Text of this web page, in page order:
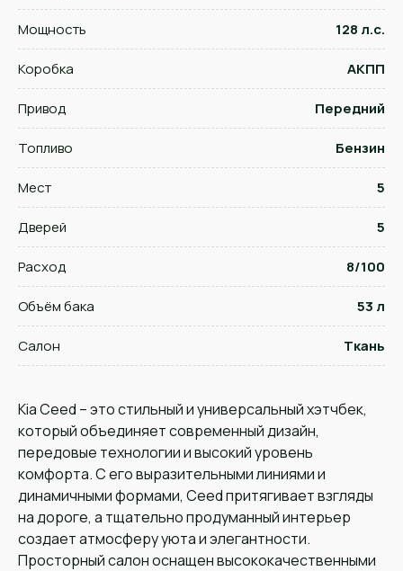
Мощность 128 л.с.
Коробка АКПП
Привод Передний
Топливо Бензин
Мест 5
Дверей 5
Расход 8/100
Объём бака 53 л
Салон Ткань
Kia Ceed – это стильный и универсальный хэтчбек,
который объединяет современный дизайн,
передовые технологии и высокий уровень
комфорта. С его выразительными линиями и
динамичными формами, Ceed притягивает взгляды
на дороге, а тщательно продуманный интерьер
создает атмосферу уюта и элегантности.
Просторный салон оснащен высококачественными